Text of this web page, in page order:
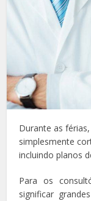
Durante as
simplesmente
incluindo planos
Para os
significar